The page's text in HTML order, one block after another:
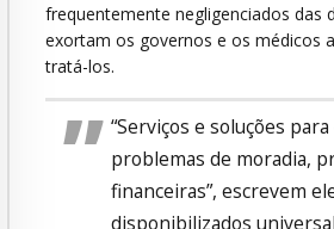
frequentemente negligenciados das
exortam os governos e os médicos
tratá-los.
“Serviços e soluções
problemas de moradia,
financeiras”, escrevem
disponibilizados